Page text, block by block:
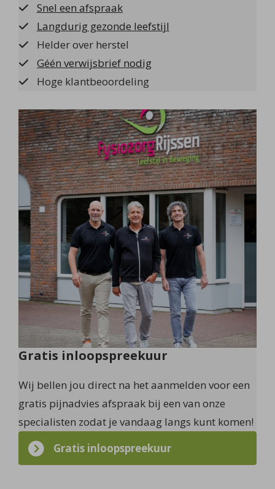
Snel een afspraak
Langdurig gezonde leefstijl
Helder over herstel
Géén verwijsbrief nodig
Hoge klantbeoordeling
Gratis inloopspreekuur
Wij bellen jou direct na het aanmelden voor een
gratis pijnadvies afspraak bij een van onze
specialisten zodat je vandaag langs kunt komen!
Gratis inloopspreekuur